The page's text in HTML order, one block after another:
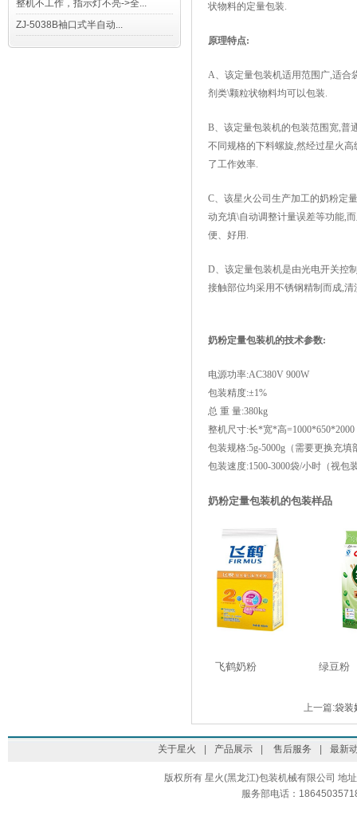
状物料的定量包装.
原理特点:
A、该定量包装机适用范围广,适合
剂类\颗粒状物料均可以包装.
B、该定量包装机的包装范围宽,普
不同规格的下料螺旋,然经过星火
了工作效率.
C、该星火公司生产加工的奶粉定
动充填\自动调整计量误差等功能,
便、好用.
D、该定量包装机是由光电开关控
接触部位均采用不锈钢精制而成,
奶粉定量包装机的技术参数:
电源功率:AC380V 900W
包装精度:±1%
总 重 量:380kg
整机尺寸:长*宽*高=1000*650*2000
包装规格:5g-5000g（需要更换充填
包装速度:1500-3000袋/小时（视包
奶粉定量包装机的包装样品
飞鹤奶粉 绿豆
上一篇:袋装
关于星火 产品展示 售后服务 最新
版权所有 星火(黑龙江)包装机械有限公司 地
服务部电话：